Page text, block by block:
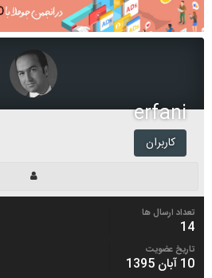
erfani
کاربران
تعداد ارسال ها
14
تاریخ عضویت
10 آبان 1395